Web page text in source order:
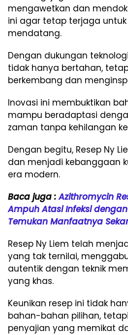
mengawetkan dan
ini agar tetap terjaga
mendatang.
Dengan dukungan
tidak hanya bertahan,
berkembang dan
Inovasi ini membuktikan
mampu beradaptasi
zaman tanpa kehilangan
Dengan begitu, Resep Ny
dan menjadi kebanggaan
era modern.
Baca juga : Azithromycin
Ampuh Atasi Infeksi
Temukan Manfaatnya
Resep Ny Liem telah
yang tak ternilai,
autentik dengan teknik
yang khas.
Keunikan resep ini tidak
bahan-bahan pilihan,
penyajian yang memikat